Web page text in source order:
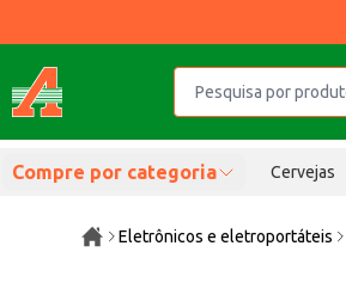
Compre por categoria Cervejas
Eletrônicos e eletroportáteis